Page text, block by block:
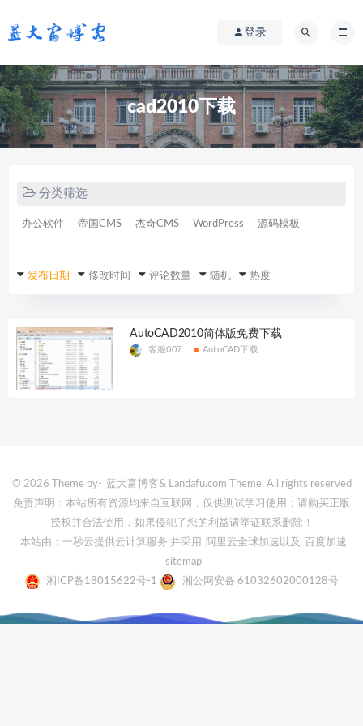
登录
cad2010下载
分类筛选
办公软件 帝国CMS 杰奇CMS WordPress 源码模板
发布日期 修改时间 评论数量 随机 热度
AutoCAD2010简体版免费下载
客服007 AutoCAD下载
© 2026 Theme by- 蓝大富博客& Landafu.com Theme. All rights reserved
免责声明：本站所有资源均来自互联网，仅供测试学习使用；请购买正版
授权并合法使用，如果侵犯了您的利益请举证联系删除！
本站由：一秒云提供云计算服务 |并采用 阿里云全球加速 以及
百度加速
sitemap
湘ICP备18015622号-1
湘公网安备 61032602000128号